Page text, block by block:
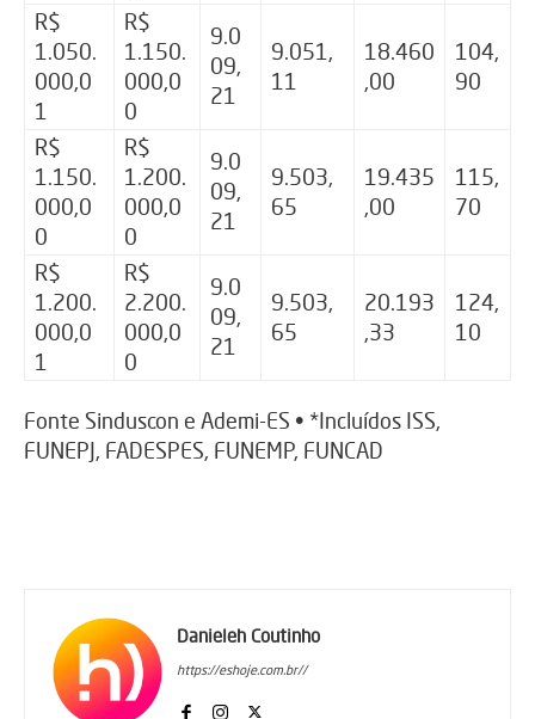
R$
1.050.
000,0
1
R$
1.150.
000,0
0
9.0
09,
21
9.051,
11
18.460
,00
104,
90
R$
1.150.
000,0
0
R$
1.200.
000,0
0
9.0
09,
21
9.503,
65
19.435
,00
115,
70
R$
1.200.
000,0
1
R$
2.200.
000,0
0
9.0
09,
21
9.503,
65
20.193
,33
124,
10
Fonte Sinduscon e Ademi-ES • *Incluídos ISS,
FUNEPJ, FADESPES, FUNEMP, FUNCAD
Danieleh Coutinho
https://eshoje.com.br//